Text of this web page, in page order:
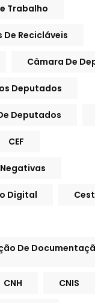
Trabalho
Recicláveis
Câmara De
Deputados
Deputados
CEF
Digital
De
CNH CNIS